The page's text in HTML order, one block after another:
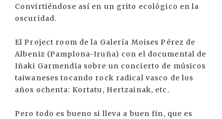
Convirtiéndose así en un grito ecológico en la
oscuridad.
El Project room de la Galería Moises Pérez de
Albeniz (Pamplona-Iruña) con el documental de
Iñaki Garmendia sobre un concierto de músicos
taiwaneses tocando rock radical vasco de los
años ochenta: Kortatu, Hertzainak, etc.
Pero todo es bueno si lleva a buen fin, que es